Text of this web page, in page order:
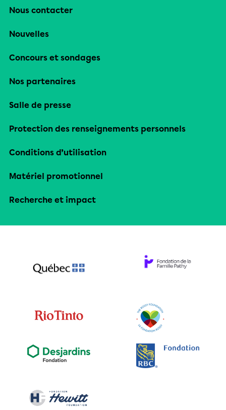
Nous contacter
Nouvelles
Concours et sondages
Nos partenaires
Salle de presse
Protection des renseignements personnels
Conditions d’utilisation
Matériel promotionnel
Recherche et impact